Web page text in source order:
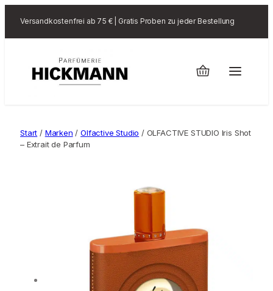
Versandkostenfrei ab 75 € | Gratis Proben zu jeder Bestellung
Start / Marken /Olfactive Studio / OLFACTIVE STUDIO Iris Shot
– Extrait de Parfum